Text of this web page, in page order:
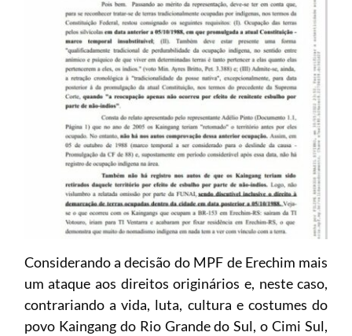
Considerando a decisão do MPF de Erechim mais
um ataque aos direitos originários e, neste caso,
contrariando a vida, luta, cultura e costumes do
povo Kaingang do Rio Grande do Sul, o Cimi Sul,